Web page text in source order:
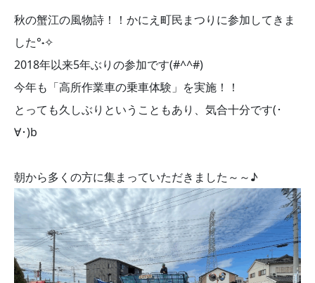
秋の蟹江の風物詩！！かにえ町民まつりに参加してきま
した°˖✧
2018年以来5年ぶりの参加です(#^^#)
今年も「高所作業車の乗車体験」を実施！！
とっても久しぶりということもあり、気合十分です(･
∀･)b
朝から多くの方に集まっていただきました～～♪